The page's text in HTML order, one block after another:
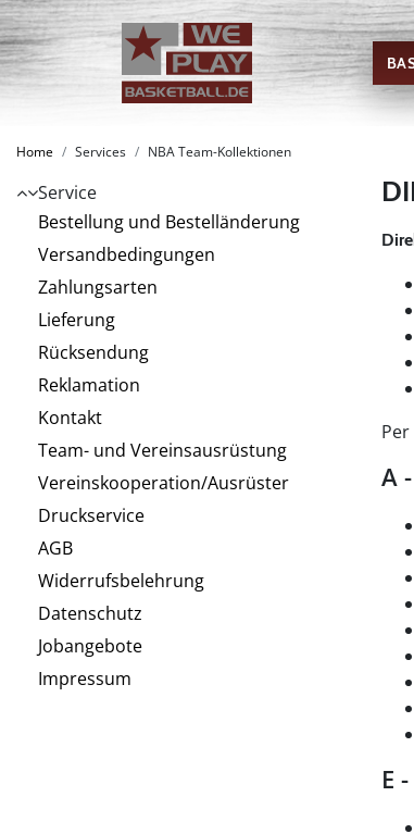
Home Services NBA Team-Kollektionen
Service
Bestellung und Bestelländerung
Versandbedingungen
Zahlungsarten
Lieferung
Rücksendung
Reklamation
Kontakt
Team- und Vereinsausrüstung
Vereinskooperation/Ausrüster
Druckservice
AGB
Widerrufsbelehrung
Datenschutz
Jobangebote
Impressum
A
E